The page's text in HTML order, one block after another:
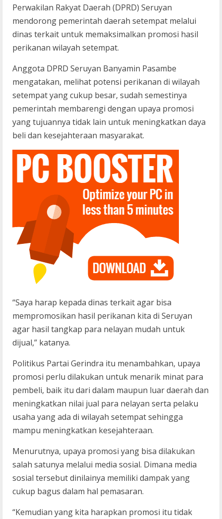
Perwakilan Rakyat Daerah (DPRD) Seruyan
mendorong pemerintah daerah setempat melalui
dinas terkait untuk memaksimalkan promosi hasil
perikanan wilayah setempat.
Anggota DPRD Seruyan Banyamin Pasambe
mengatakan, melihat potensi perikanan di wilayah
setempat yang cukup besar, sudah semestinya
pemerintah membarengi dengan upaya promosi
yang tujuannya tidak lain untuk meningkatkan daya
beli dan kesejahteraan masyarakat.
“Saya harap kepada dinas terkait agar bisa
mempromosikan hasil perikanan kita di Seruyan
agar hasil tangkap para nelayan mudah untuk
dijual,” katanya.
Politikus Partai Gerindra itu menambahkan, upaya
promosi perlu dilakukan untuk menarik minat para
pembeli, baik itu dari dalam maupun luar daerah dan
meningkatkan nilai jual para nelayan serta pelaku
usaha yang ada di wilayah setempat sehingga
mampu meningkatkan kesejahteraan.
Menurutnya, upaya promosi yang bisa dilakukan
salah satunya melalui media sosial. Dimana media
sosial tersebut dinilainya memiliki dampak yang
cukup bagus dalam hal pemasaran.
“Kemudian yang kita harapkan promosi itu tidak